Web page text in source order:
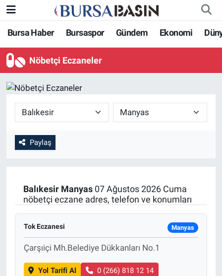
Bursa Haber Bursaspor Gündem Ekonomi
Nöbetçi Eczaneler
Paylaş
Balıkesir Manyas07 Ağustos 2026 Cuma
nöbetçi eczane adres, telefon ve konumları
Tok Eczanesi Manyas
Çarşıiçi Mh.Belediye Dükkanları No.1
Yol Tarifi Al 0 (266) 818 12 14
Bursa Haber
Genel
Politika
Bilim, Teknoloji
KÜLTÜR-SANAT
Bursaspor
Gündem
Sağlık
Eğitim
Bursa Nöbetçi Eczaneler
Bursa Hava Durumu
Bursa Namaz Vakitleri
Bursa Trafik Yoğunluk Haritası
Süper Lig Puan Durumu ve Fikstür
Son Dakika Haberleri
Haber Arşivi